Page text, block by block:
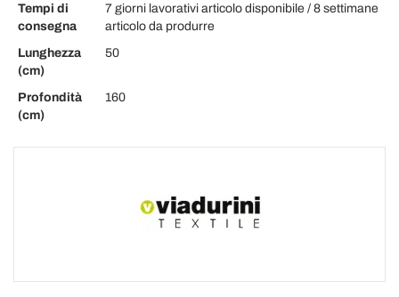
Tempi di
consegna
7 giorni lavorativi articolo disponibile / 8 settimane
articolo da produrre
Lunghezza
(cm)
50
Profondità
(cm)
160